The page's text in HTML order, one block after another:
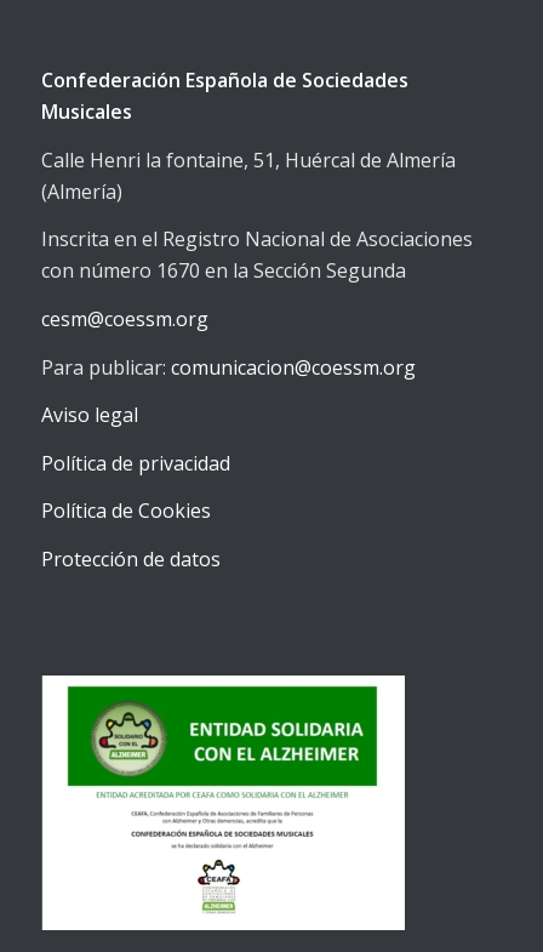
Confederación Española de Sociedades
Musicales
Calle Henri la fontaine, 51, Huércal de Almería
(Almería)
Inscrita en el Registro Nacional de Asociaciones
con número 1670 en la Sección Segunda
cesm@coessm.org
Para publicar: comunicacion@coessm.org
Aviso legal
Política de privacidad
Política de Cookies
Protección de datos